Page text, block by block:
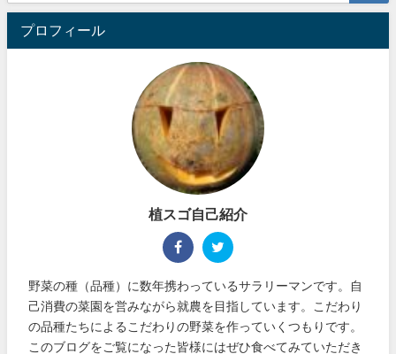
プロフィール
植スゴ自己紹介
野菜の種（品種）に数年携わっているサラリーマンです。自
己消費の菜園を営みながら就農を目指しています。こだわり
の品種たちによるこだわりの野菜を作っていくつもりです。
このブログをご覧になった皆様にはぜひ食べてみていただき